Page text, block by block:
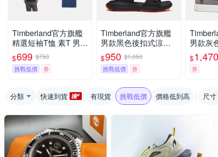
Timberland官方旗艦
精選短袖T恤 素T 男款
(多款任選)
$699 $750
挑戰低價
券
Timberland官方旗艦
男款黑色後扣式涼鞋|
A6DPPETY
$950 $1,050
挑戰低價
券
男款灰
閒鞋
$1,470
券
分類 快速到貨 有現貨 挑戰低價 價格低到高 尺寸